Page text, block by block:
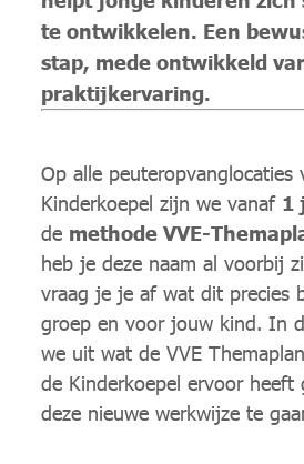
te ontwikkelen. Een
stap, mede ontwikkeld
praktijkervaring.
Op alle peuteropvanglocaties
Kinderkoepel zijn we vanaf 1
de methode VVE-
heb je deze naam al voorbij
vraag je je af wat dit precies
groep en voor jouw kind. In
we uit wat de VVE
de Kinderkoepel ervoor heeft
deze nieuwe werkwijze te